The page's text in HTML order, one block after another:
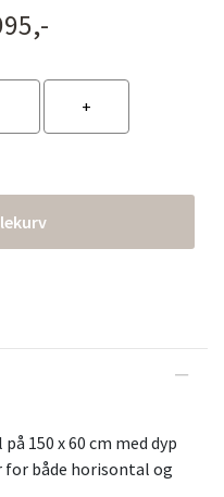
150 x 60 cm med dyp
både horisontal og